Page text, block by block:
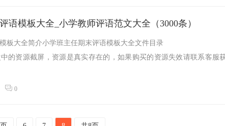
语模板大全_小学教师评语范文大全（3000条）
板大全简介小学班主任期末评语模板大全文件目录
的资源截屏，资源是真实存在的，如果购买的资源失效请联系客服
0